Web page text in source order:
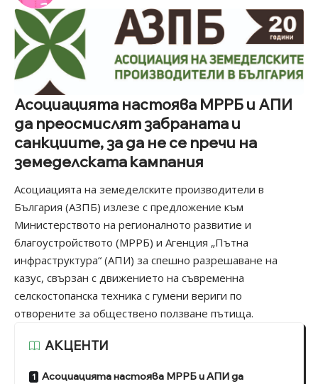
Асоциацията настоява МРРБ и АПИ
да преосмислят забраната и
санкциите, за да не се пречи на
земеделската кампания
Асоциацията на земеделските производители в
България (АЗПБ) излезе с предложение към
Министерството на регионалното развитие и
благоустройството (МРРБ) и Агенция „Пътна
инфраструктура“ (АПИ) за спешно разрешаване на
казус, свързан с движението на съвременна
селскостопанска техника с гумени вериги по
отворените за обществено ползване пътища.
АКЦЕНТИ
Асоциацията настоява МРРБ и АПИ да